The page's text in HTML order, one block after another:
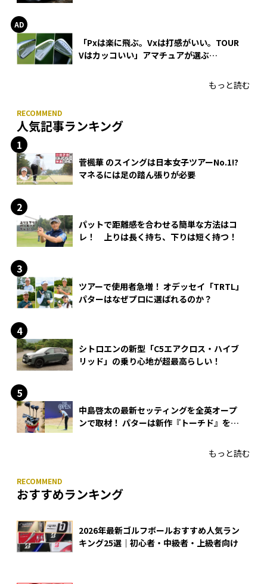
「Pxは楽に飛ぶ。Vxは打感がいい。TOUR
Vはカッコいい」アマチュアが選ぶ
もっと読む
人気記事ランキング
菅楓華 のスイングは日本女子ツアーNo.1!?
マネるには足の踏ん張りが必要
パットで距離感を合わせる簡単な方法はコ
レ！ 上りは長く持ち、下りは短く持つ！
ツアーで使用者急増！ オデッセイ「TRTL」
パターはなぜプロに選ばれるのか？
シトロエンの新型「C5エアクロス・ハイブ
リッド」の乗り心地が超最高らしい！
中島啓太の最新セッティングを全英オープ
ンで取材！ パターは新作『トーチド』を投
もっと読む
おすすめランキング
2026年最新ゴルフボールおすすめ人気ラン
キング25選｜初心者・中級者・上級者向け